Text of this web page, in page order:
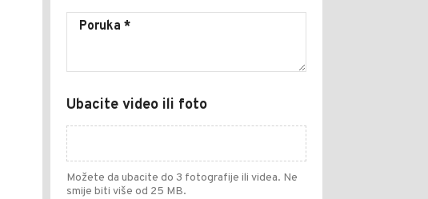
Ubacite video ili foto
Možete da ubacite do 3 fotografije ili videa. Ne
smije biti više od 25 MB.